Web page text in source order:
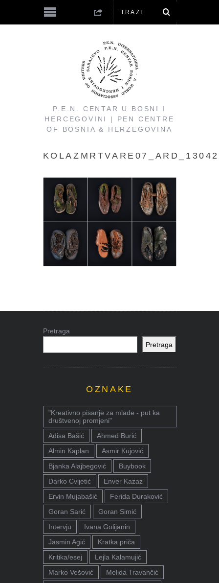
P.E.N. CENTAR U BOSNI I
HERCEGOVINI | PEN CENTRE
OF BOSNIA & HERZEGOVINA
Pretraga
Pretraga
OZNAKE
"Kreativno pisanje za mlade - put ka
društvenoj promjeni"
Adisa Bašić
Ahmed Burić
Almin Kaplan
Asmir Kujović
Bjanka Alajbegović
Buybook
Darko Cvijetić
Enver Kazaz
Ervin Mujabašić
Ferida Duraković
Goran Sarić
Goran Simić
Intervju
Ivana Golijanin
Jasmin Agić
Kratka priča
Kritika/esej
Lejla Kalamujić
Marko Vešović
Melida Travančić